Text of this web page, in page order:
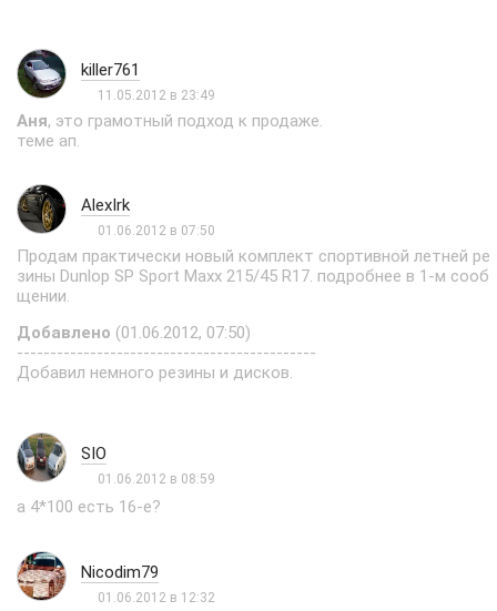
killer761
11.05.2012 в 23:49
Аня, это грамотный подход к продаже.
теме ап.
AlexIrk
01.06.2012 в 07:50
Продам практически новый комплект спортивной летней ре
зины Dunlop SP Sport Maxx 215/45 R17. подробнее в 1-м сооб
щении.
Добавлено (01.06.2012, 07:50)
---------------------------------------------
Добавил немного резины и дисков.
SIO
01.06.2012 в 08:59
а 4*100 есть 16-е?
Nicodim79
01.06.2012 в 12:32